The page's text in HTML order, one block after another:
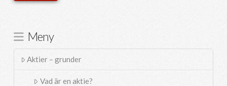
Meny
Aktier – grunder
Vad är en aktie?